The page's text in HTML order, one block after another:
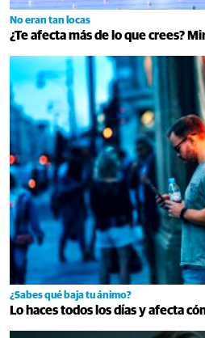
No eran tan locas
¿Te afecta más de lo que crees?
¿Sabes qué baja tu ánimo?
Lo haces todos los días y afecta